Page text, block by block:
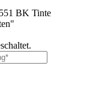
BK Tinte